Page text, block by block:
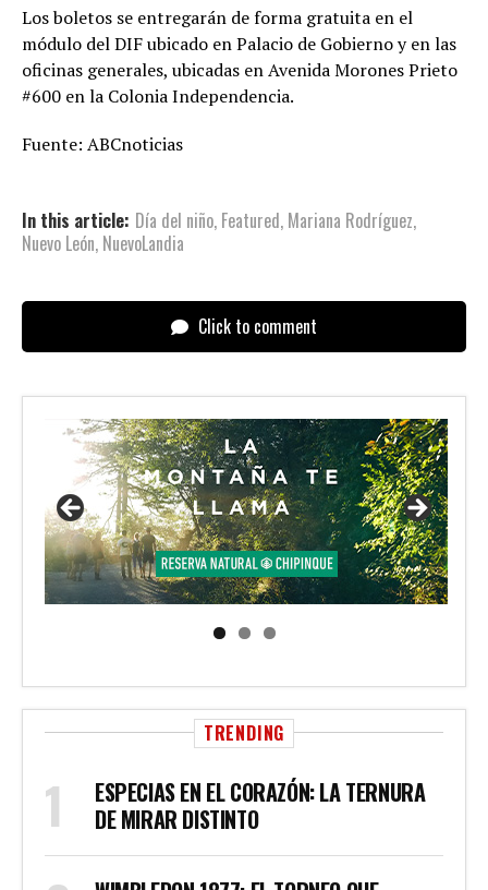
Los boletos se entregarán de forma gratuita en el
módulo del DIF ubicado en Palacio de Gobierno y en las
oficinas generales, ubicadas en Avenida Morones Prieto
#600 en la Colonia Independencia.
Fuente: ABCnoticias
In this article: Día del niño, Featured, Mariana Rodríguez,
Nuevo León, NuevoLandia
Click to comment
TRENDING
ESPECIAS EN EL CORAZÓN: LA TERNURA
DE MIRAR DISTINTO